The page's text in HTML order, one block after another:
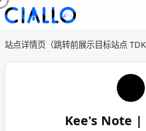
站点详情页（跳转前展示目标站点 TDK
Kee's Note |